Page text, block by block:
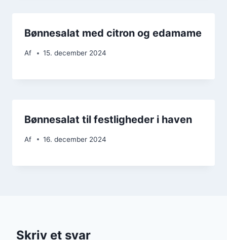
Bønnesalat med citron og edamame
Af 15. december 2024
Bønnesalat til festligheder i haven
Af 16. december 2024
Skriv et svar